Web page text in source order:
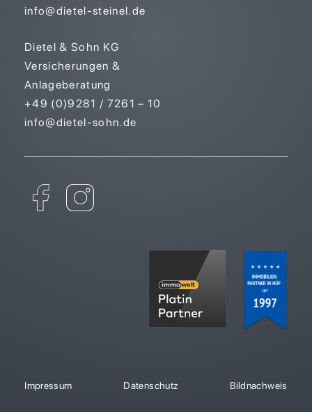
info@dietel-steinel.de
Dietel & Sohn KG
Versicherungen &
Anlageberatung
+49 (0)9281 / 7261 – 10
info@dietel-sohn.de
Impressum Datenschutz Bildnachweis